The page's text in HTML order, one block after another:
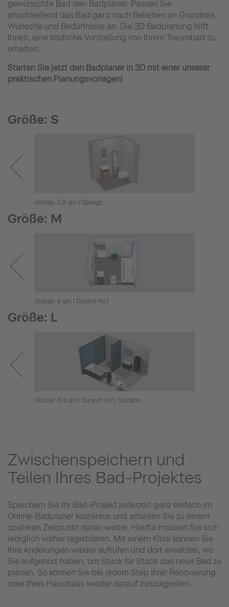
gewünschte Bad den Badplaner. Passen Sie
anschließend das Bad ganz nach Belieben an Grundriss,
Wünsche und Bedürfnisse an. Die 3D Badplanung hilft
Ihnen, eine bildliche Vorstellung von Ihrem Traumbad zu
erhalten.
Starten Sie jetzt den Badplaner in 3D mit einer unserer
praktischen Planungsvorlagen!
Größe: S
Grösse: 2,6 qm | Qatego
Größe: M
Grösse: 6 qm | Duravit No.1
Größe: L
Grösse: 11,5 qm | Duravit No.1, Sustano
Zwischenspeichern und
Teilen Ihres Bad-Projektes
Speichern Sie Ihr Bad-Projekt jederzeit ganz einfach im
Online-Badplaner kostenlos und arbeiten Sie zu einem
späteren Zeitpunkt daran weiter. Hierfür müssen Sie sich
lediglich vorher registrieren. Mit einem Klick können Sie
Ihre Änderungen wieder aufrufen und dort ansetzen, wo
Sie aufgehört haben, um Stück für Stück das neue Bad zu
planen. So können Sie bei jedem Step Ihrer Renovierung
oder Ihres Hausbaus wieder darauf zurückgreifen.